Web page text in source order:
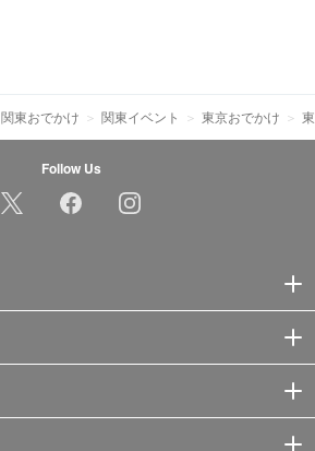
関東おでかけ 関東イベント 東京おでかけ
Follow Us